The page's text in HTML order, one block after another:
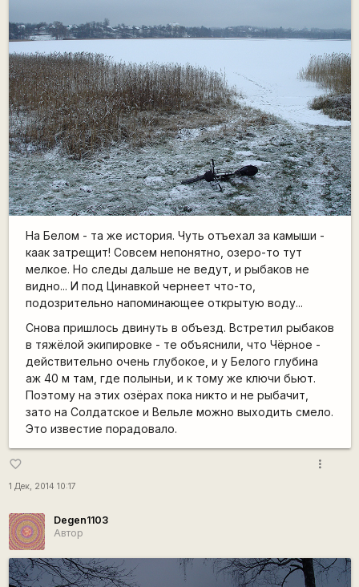
На Белом - та же история. Чуть отъехал за камыши -
каак затрещит! Совсем непонятно, озеро-то тут
мелкое. Но следы дальше не ведут, и рыбаков не
видно... И под Цинавкой чернеет что-то,
подозрительно напоминающее открытую воду...
Снова пришлось двинуть в объезд. Встретил рыбаков
в тяжёлой экипировке - те объяснили, что Чёрное -
действительно очень глубокое, и у Белого глубина
аж 40 м там, где полыньи, и к тому же ключи бьют.
Поэтому на этих озёрах пока никто и не рыбачит,
зато на Солдатское и Вельле можно выходить смело.
Это известие порадовало.
favorite_border
1 Дек, 2014 10:17
more_vert
Degen1103
Автор